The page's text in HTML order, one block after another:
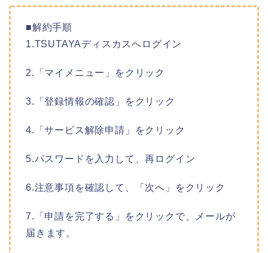
■解約手順
1.TSUTAYAディスカスへログイン
2.「マイメニュー」をクリック
3.「登録情報の確認」をクリック
4.「サービス解除申請」をクリック
5.パスワードを入力して、再ログイン
6.注意事項を確認して、「次へ」をクリック
7.「申請を完了する」をクリックで、メールが
届きます。